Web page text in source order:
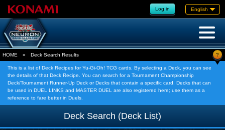
Log in English
HOME » Deck Search Results ?
This is a list of Deck Recipes for Yu-Gi-Oh! TCG cards. By selecting a Deck, you can see
the details of that Deck Recipe. You can search for a Tournament Championship
Deck/Tournament Runner-Up Deck or Decks that contain a specific card. Decks that can
be used in DUEL LINKS and MASTER DUEL are also registered here; use them as a
reference to fare better in Duels.
Deck Search (Deck List)